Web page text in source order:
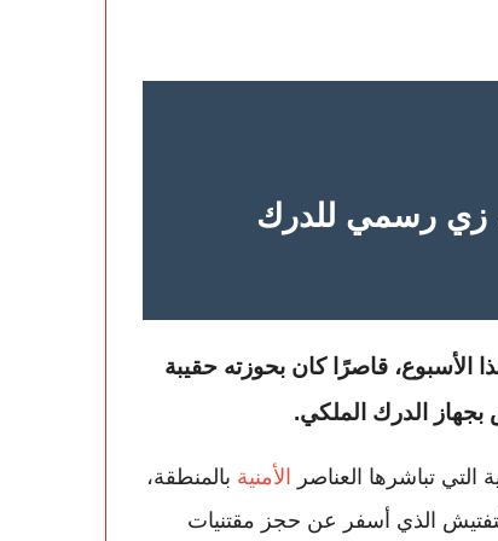
زي رسمي للدرك
الأسبوع، قاصرًا كان بحوزته حقيبة
الدرك الملكي.
التي تباشرها العناصر الأمنية بالمنطقة،
الذي أسفر عن حجز مقتنيات